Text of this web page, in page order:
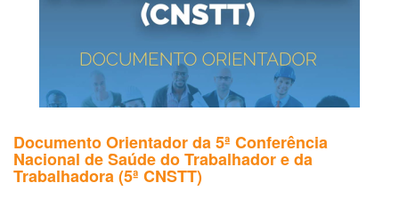
Documento Orientador da 5ª Conferência
Nacional de Saúde do Trabalhador e da
Trabalhadora (5ª CNSTT)